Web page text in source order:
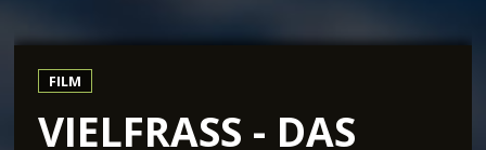
FILM
VIELFRASS - DAS